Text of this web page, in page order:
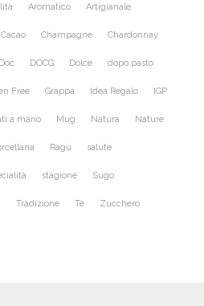
Aromatico Artigianale
Cacao Champagne Chardonnay
Doc DOCG Dolce dopo pasto
Free Grappa Idea Regalo IGP
a mano Mug Natura Nature
Ragù salute
stagione Sugo
Tradizione Tè Zucchero